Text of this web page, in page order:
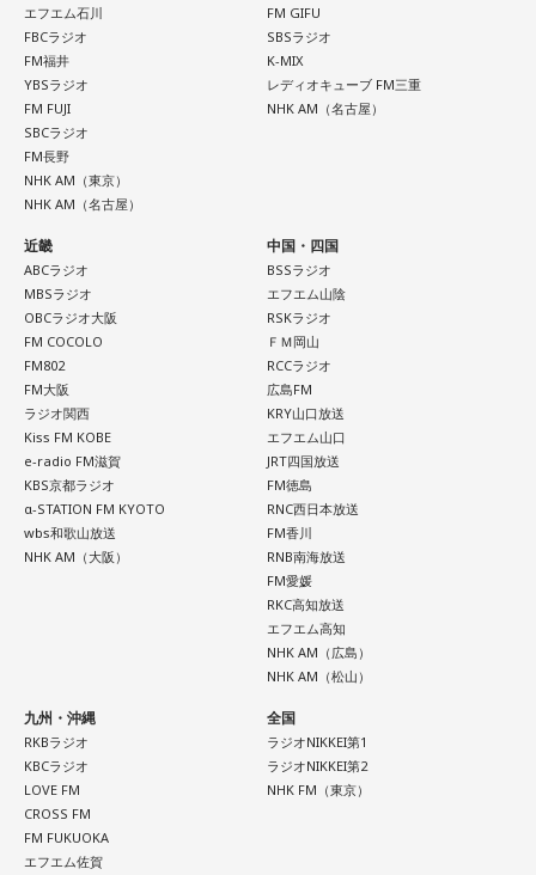
エフエム石川
FBCラジオ
FM福井
YBSラジオ
FM FUJI
SBCラジオ
FM長野
NHK AM（東京）
NHK AM（名古屋）
FM GIFU
SBSラジオ
K-MIX
レディオキューブ FM三重
NHK AM（名古屋）
近畿
ABCラジオ
MBSラジオ
OBCラジオ大阪
FM COCOLO
FM802
FM大阪
ラジオ関西
Kiss FM KOBE
e-radio FM滋賀
KBS京都ラジオ
α-STATION FM KYOTO
wbs和歌山放送
NHK AM（大阪）
中国・四国
BSSラジオ
エフエム山陰
RSKラジオ
ＦＭ岡山
RCCラジオ
広島FM
KRY山口放送
エフエム山口
JRT四国放送
FM徳島
RNC西日本放送
FM香川
RNB南海放送
FM愛媛
RKC高知放送
エフエム高知
NHK AM（広島）
NHK AM（松山）
九州・沖縄
RKBラジオ
KBCラジオ
LOVE FM
CROSS FM
FM FUKUOKA
エフエム佐賀
全国
ラジオNIKKEI第1
ラジオNIKKEI第2
NHK FM（東京）